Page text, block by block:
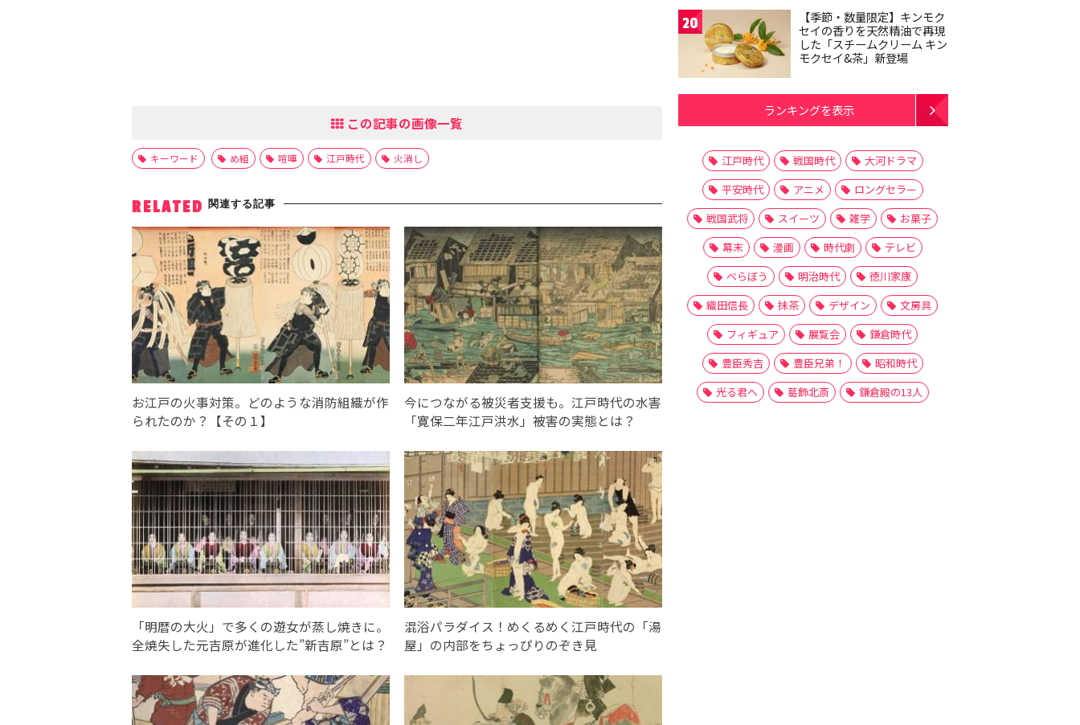
この記事の画像一覧
キーワード め組 喧嘩 江戸時代 火消し
RELATED 関連する記事
お江戸の火事対策。どのような消防組織が作
られたのか？【その１】
今につながる被災者支援も。江戸時代の水害
「寛保二年江戸洪水」被害の実態とは？
「明暦の大火」で多くの遊女が蒸し焼きに。
全焼失した元吉原が進化した”新吉原”とは？
混浴パラダイス！めくるめく江戸時代の「湯
屋」の内部をちょっぴりのぞき見
20
【季節・数量限定】キンモク
セイの香りを天然精油で再現
した「スチームクリーム キン
モクセイ&茶」新登場
ランキングを表示
江戸時代 戦国時代
大河ドラマ
平安時代
アニメ
ロングセラー
戦国武将
スイーツ 雑学
お菓子
幕末
漫画 時代劇
テレビ
べらぼう
明治時代
徳川家康
織田信長
抹茶 デザイン
文房具
フィギュア
展覧会
鎌倉時代
豊臣秀吉
豊臣兄弟！
昭和時代
光る君へ
葛飾北斎 鎌倉殿の13人